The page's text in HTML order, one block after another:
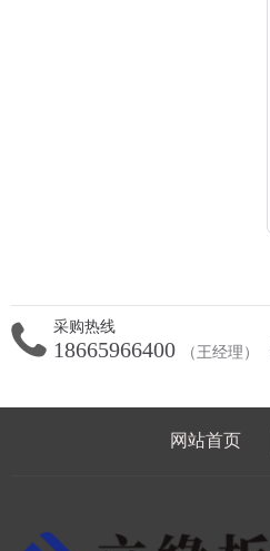
采购热线
18665966400 （王经理）
网站首页